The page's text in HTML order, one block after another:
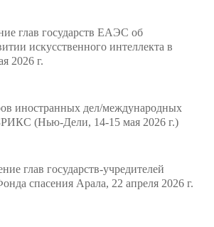
глав государств ЕАЭС об
искусственного интеллекта в
2026 г.
иностранных дел/международных
(Нью-Дели, 14-15 мая 2026 г.)
глав государств-учредителей
спасения Арала, 22 апреля 2026 г.